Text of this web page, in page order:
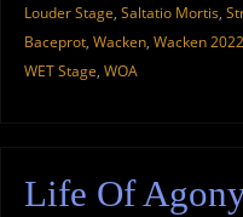
Louder Stage, Saltatio Mortis,
Baceprot, Wacken, Wacken 2022
WET Stage, WOA
Life Of